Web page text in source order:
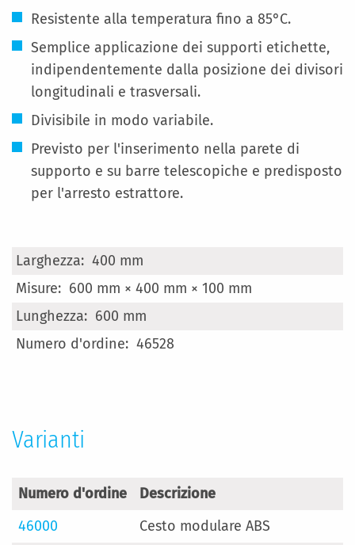
Resistente alla temperatura fino a 85°C.
Semplice applicazione dei supporti etichette,
indipendentemente dalla posizione dei divisori
longitudinali e trasversali.
Divisibile in modo variabile.
Previsto per l'inserimento nella parete di
supporto e su barre telescopiche e predisposto
per l'arresto estrattore.
Maggiori
Informazioni
400 mm
600 mm × 400 mm × 100 mm
600 mm
46528
Varianti
Numero d'ordine
Descrizione
46000
Cesto modulare ABS